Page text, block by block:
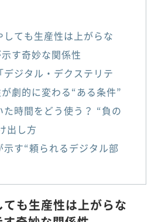
ても生産性は上がらな
す奇妙な関係性
デジタル・デクステリテ
劇的に変わる“ある条件”
た時間をどう使う？ “負の
出し方
示す“頼られるデジタル部
も生産性は上がらな